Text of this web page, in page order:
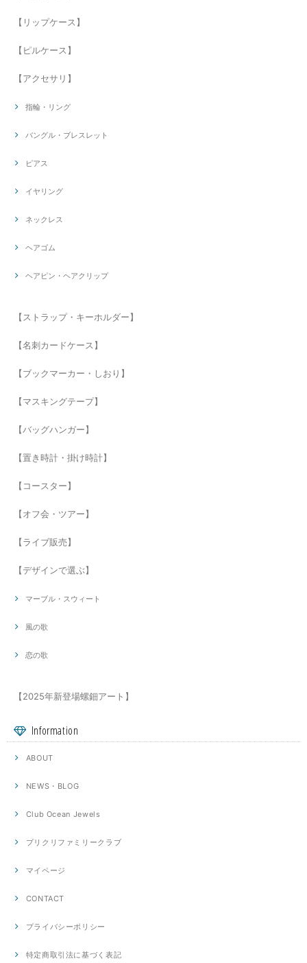
【リップケース】
【ピルケース】
【アクセサリ】
指輪・リング
バングル・ブレスレット
ピアス
イヤリング
ネックレス
ヘアゴム
ヘアピン・ヘアクリップ
【ストラップ・キーホルダー】
【名刺カードケース】
【ブックマーカー・しおり】
【マスキングテープ】
【バッグハンガー】
【置き時計・掛け時計】
【コースター】
【オフ会・ツアー】
【ライブ販売】
【デザインで選ぶ】
マーブル・スウィート
風の歌
恋の歌
【2025年新登場螺鈿アート】
Information
ABOUT
NEWS・BLOG
Club Ocean Jewels
プリクリファミリークラブ
マイページ
CONTACT
プライバシーポリシー
特定商取引法に基づく表記